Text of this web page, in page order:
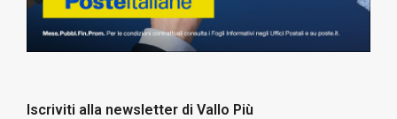
Iscriviti alla newsletter di Vallo Più